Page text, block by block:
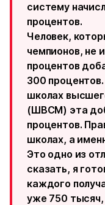
систему
процентов.
Человек,
чемпионов, не
процентов
300
школах
(ШВСМ) эта
процентов.
школах, а
Это одно из
сказать, я
каждого
уже 750